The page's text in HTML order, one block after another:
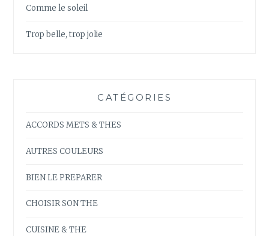
Comme le soleil
Trop belle, trop jolie
CATÉGORIES
ACCORDS METS & THES
AUTRES COULEURS
BIEN LE PREPARER
CHOISIR SON THE
CUISINE & THE